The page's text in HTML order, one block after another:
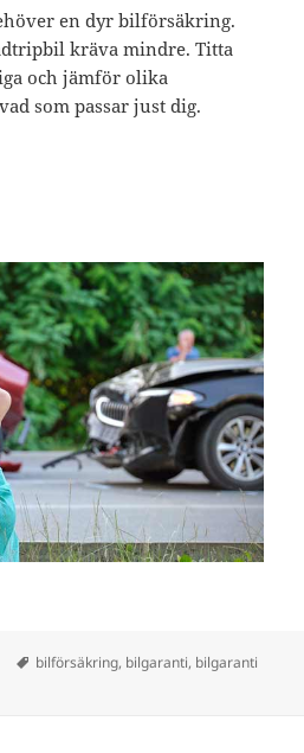
en dyr bilförsäkring.
kräva mindre. Titta
och jämför olika
som passar just dig.
Taggar
bilförsäkring, bilgaranti, bilgaranti